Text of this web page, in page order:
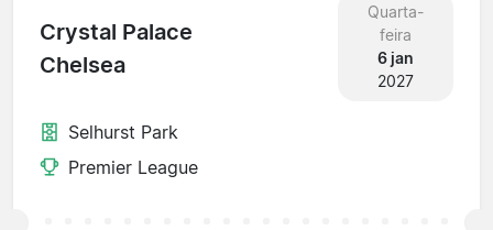
Crystal Palace
Chelsea
Quarta-
feira
6 jan
2027
Selhurst Park
Premier League